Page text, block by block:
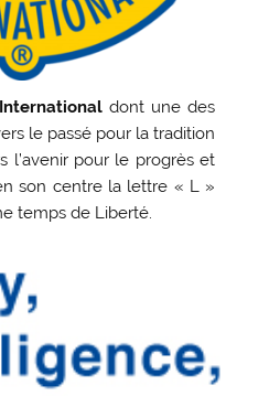
dont une des
le passé pour la tradition
l’avenir pour le progrès et
son centre la lettre « L »
temps de Liberté.